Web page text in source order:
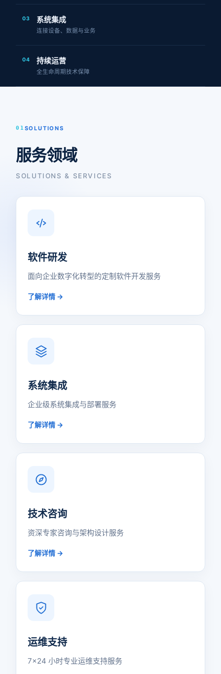
03 系统集成
连接设备、数据与业务
04 持续运营
全生命周期技术保障
01 SOLUTIONS
服务领域
SOLUTIONS & SERVICES
软件研发
面向企业数字化转型的定制软件开发服务
了解详情 →
系统集成
企业级系统集成与部署服务
了解详情 →
技术咨询
资深专家咨询与架构设计服务
了解详情 →
运维支持
7×24 小时专业运维支持服务